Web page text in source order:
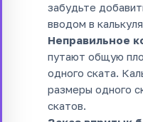
забудьте
вводом в
Неправильное
путают общую
одного ската.
размеры одного
скатов.